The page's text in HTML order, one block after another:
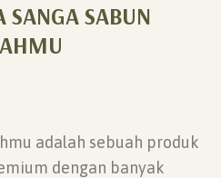
SANGA SABUN
adalah sebuah produk
dengan banyak